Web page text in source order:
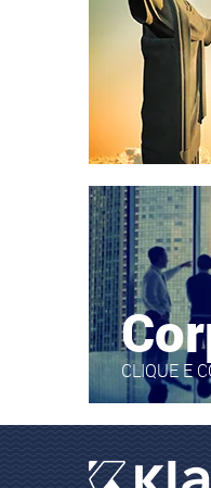
CLIQUE E